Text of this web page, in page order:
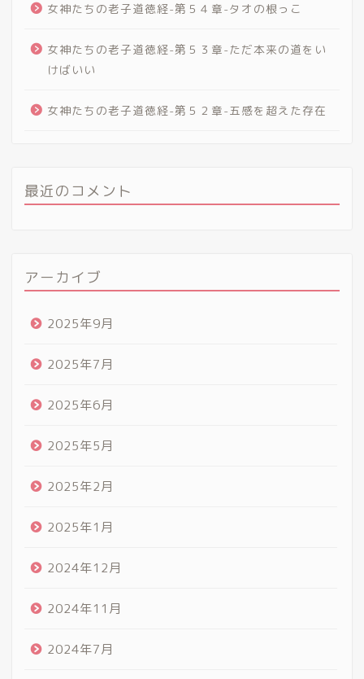
女神たちの老子道徳経-第５４章-タオの根っこ
女神たちの老子道徳経-第５３章-ただ本来の道をい
けばいい
女神たちの老子道徳経-第５２章-五感を超えた存在
最近のコメント
アーカイブ
2025年9月
2025年7月
2025年6月
2025年5月
2025年2月
2025年1月
2024年12月
2024年11月
2024年7月